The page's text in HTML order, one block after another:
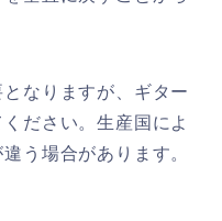
なりますが、ギター
ださい。生産国によ
う場合があります。